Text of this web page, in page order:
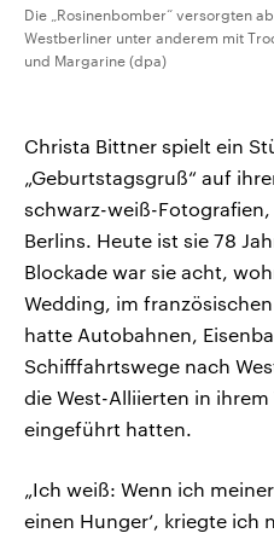
Die „Rosinenbomber“ versorgten
Westberliner unter anderem mit
und Margarine (dpa)
Christa Bittner spielt ein
„Geburtstagsgruß“ auf
schwarz-weiß-
Berlins. Heute ist sie 78
Blockade war sie acht,
Wedding, im
hatte Autobahnen,
Schifffahrtswege nach
die West-Alliierten in ihrem
eingeführt hatten.
„Ich weiß: Wenn ich
einen Hunger‘, kriegte ich